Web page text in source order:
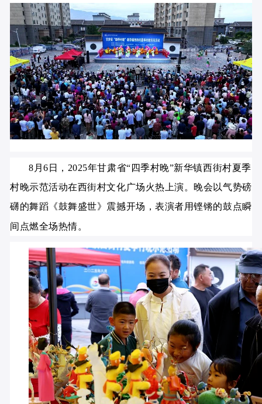
8月6日，2025年甘肃省“四季村晚”新华镇西街村夏季
村晚示范活动在西街村文化广场火热上演。晚会以气势磅
礴的舞蹈《鼓舞盛世》震撼开场，表演者用铿锵的鼓点瞬
间点燃全场热情。